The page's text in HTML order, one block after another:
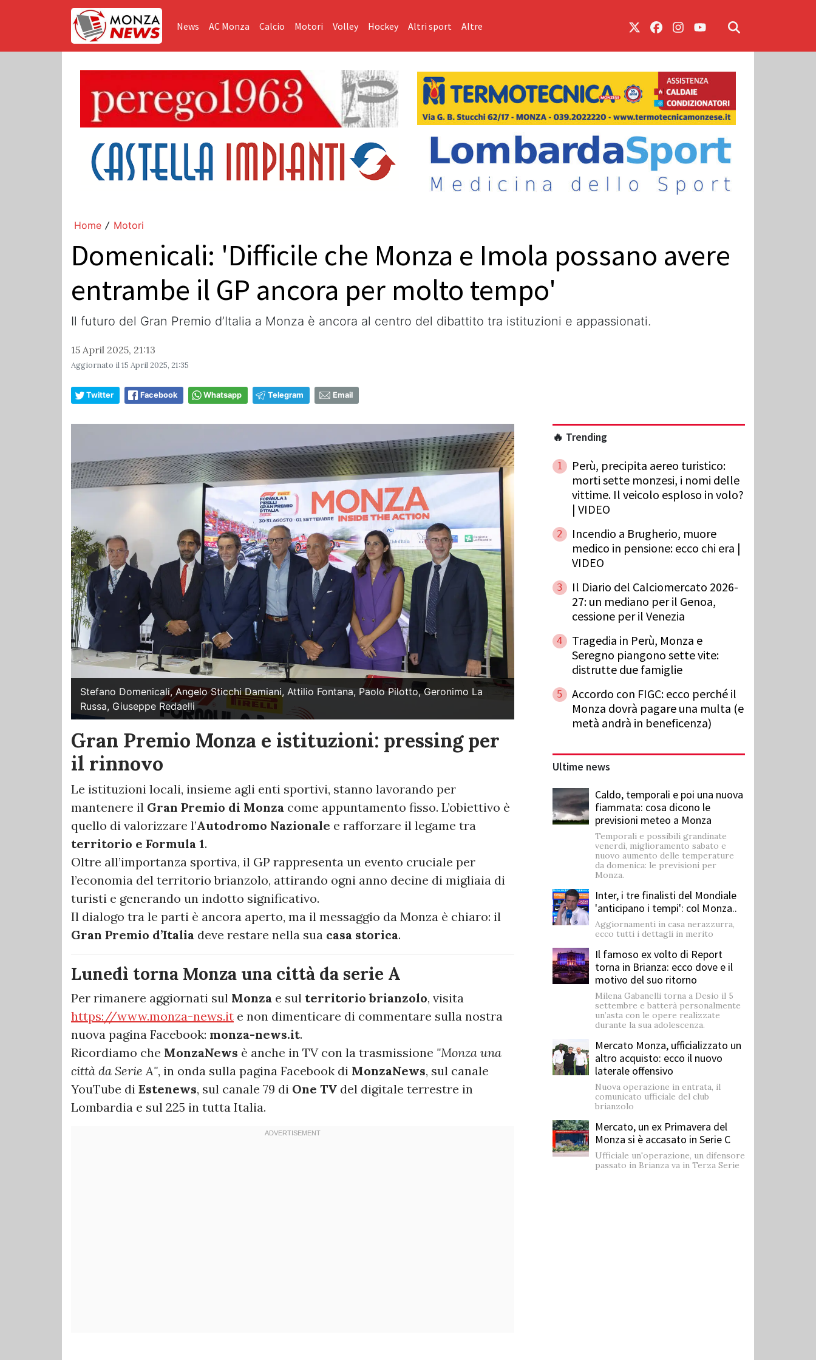
News AC Monza Calcio Motori Volley Hockey Altri sport Altre
Home / Motori
Domenicali: 'Difficile che Monza e Imola possano avere
entrambe il GP ancora per molto tempo'
Il futuro del Gran Premio d’Italia a Monza è ancora al centro del dibattito tra istituzioni e appassionati.
15 April 2025, 21:13
Aggiornato il15 April 2025, 21:35
Twitter Facebook Whatsapp Telegram Email
Stefano Domenicali, Angelo Sticchi Damiani, Attilio Fontana, Paolo Pilotto, Geronimo La
Russa, Giuseppe Redaelli
Gran Premio Monza e istituzioni: pressing per
il rinnovo
Le istituzioni locali, insieme agli enti sportivi, stanno lavorando per
mantenere il Gran Premio di Monza come appuntamento fisso. L’obiettivo è
quello di valorizzare l’Autodromo Nazionale e rafforzare il legame tra
territorio e Formula 1.
Oltre all’importanza sportiva, il GP rappresenta un evento cruciale per
l’economia del territorio brianzolo, attirando ogni anno decine di migliaia di
turisti e generando un indotto significativo.
Il dialogo tra le parti è ancora aperto, ma il messaggio da Monza è chiaro: il
Gran Premio d’Italia deve restare nella sua casa storica.
Lunedì torna Monza una città da serie A
Per rimanere aggiornati sul Monza e sul territorio brianzolo, visita
https://www.monza-news.it e non dimenticare di commentare sulla nostra
nuova pagina Facebook: monza-news.it.
Ricordiamo che MonzaNews è anche in TV con la trasmissione "Monza una
città da Serie A", in onda sulla pagina Facebook di MonzaNews, sul canale
YouTube di Estenews, sul canale 79 di One TV del digitale terrestre in
Lombardia e sul 225 in tutta Italia.
🔥 Trending
1
Perù, precipita aereo turistico:
morti sette monzesi, i nomi delle
vittime. Il veicolo esploso in volo?
| VIDEO
2
Incendio a Brugherio, muore
medico in pensione: ecco chi era |
VIDEO
3
Il Diario del Calciomercato 2026-
27: un mediano per il Genoa,
cessione per il Venezia
4
Tragedia in Perù, Monza e
Seregno piangono sette vite:
distrutte due famiglie
5
Accordo con FIGC: ecco perché il
Monza dovrà pagare una multa (e
metà andrà in beneficenza)
Ultime news
Caldo, temporali e poi una nuova
fiammata: cosa dicono le
previsioni meteo a Monza
Temporali e possibili grandinate
venerdì, miglioramento sabato e
nuovo aumento delle temperature
da domenica: le previsioni per
Monza.
Inter, i tre finalisti del Mondiale
'anticipano i tempi': col Monza..
Aggiornamenti in casa nerazzurra,
ecco tutti i dettagli in merito
Il famoso ex volto di Report
torna in Brianza: ecco dove e il
motivo del suo ritorno
Milena Gabanelli torna a Desio il 5
settembre e batterà personalmente
un’asta con le opere realizzate
durante la sua adolescenza.
Mercato Monza, ufficializzato un
altro acquisto: ecco il nuovo
laterale offensivo
Nuova operazione in entrata, il
comunicato ufficiale del club
brianzolo
Mercato, un ex Primavera del
Monza si è accasato in Serie C
Ufficiale un'operazione, un difensore
passato in Brianza va in Terza Serie